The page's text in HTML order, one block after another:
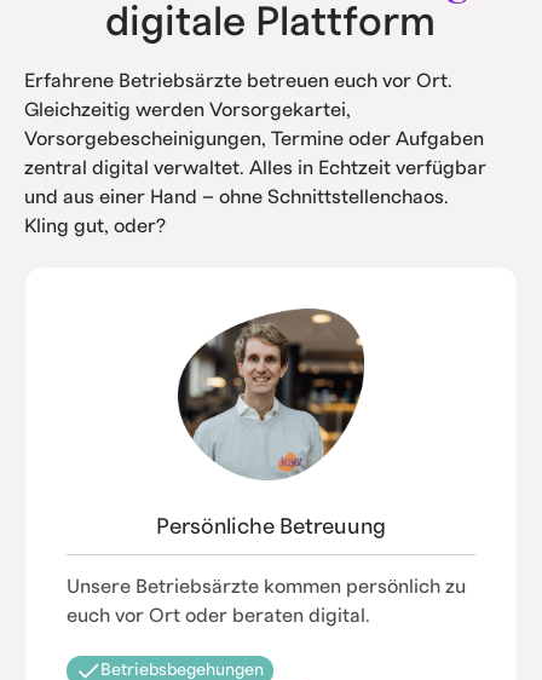
digitale Plattform
Erfahrene Betriebsärzte betreuen euch vor Ort.
Gleichzeitig werden Vorsorgekartei,
Vorsorgebescheinigungen, Termine oder Aufgaben
zentral digital verwaltet. Alles in Echtzeit verfügbar
und aus einer Hand – ohne Schnittstellenchaos.
Kling gut, oder?
Persönliche Betreuung
Unsere Betriebsärzte kommen persönlich zu
euch vor Ort oder beraten digital.
Betriebsbegehungen